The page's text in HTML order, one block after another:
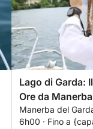
Lago di Garda:
Ore da
Indimenticabile
Manerba del
6h00 · Fino a